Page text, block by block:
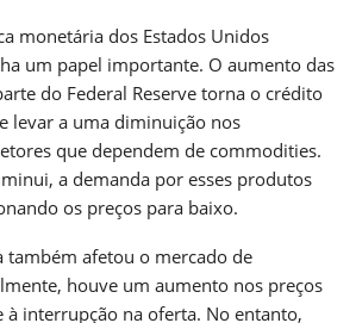
monetária dos Estados Unidos
um papel importante. O aumento das
do Federal Reserve torna o crédito
levar a uma diminuição nos
que dependem de commodities.
a demanda por esses produtos
os preços para baixo.
também afetou o mercado de
houve um aumento nos preços
à interrupção na oferta. No entanto,